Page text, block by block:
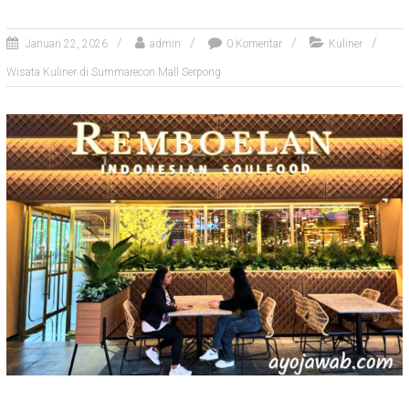
Januari 22, 2026 admin 0 Komentar Kuliner
Wisata Kuliner di Summarecon Mall Serpong